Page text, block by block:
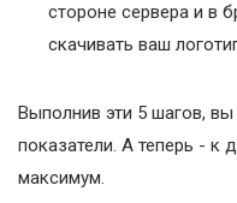
стороне сервера и в
скачивать ваш
Выполнив эти 5 шагов, вы
показатели. А теперь - к
максимум.